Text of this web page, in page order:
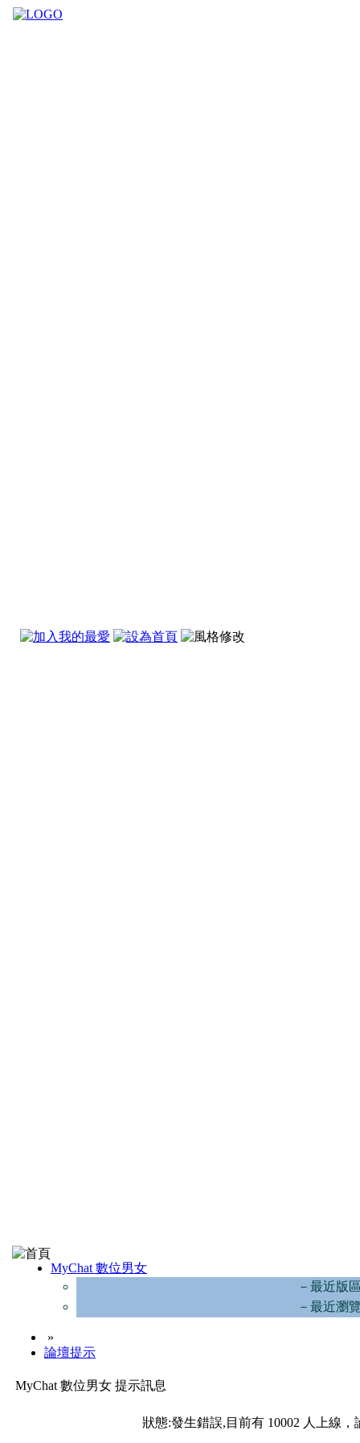
MyChat 數位男女
－最近版
－最近瀏
»
論壇提示
MyChat 數位男女 提示訊息
狀態:發生錯誤,目前有 10002 人上線